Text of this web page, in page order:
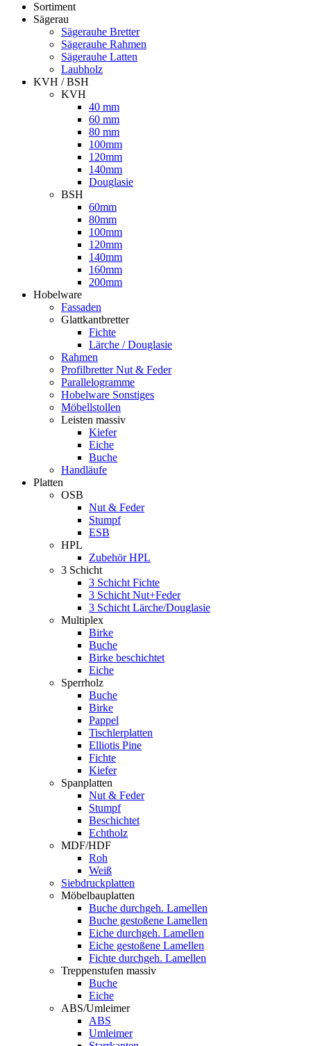
Sortiment
Sägerau
Sägerauhe Bretter
Sägerauhe Rahmen
Sägerauhe Latten
Laubholz
KVH / BSH
KVH
40 mm
60 mm
80 mm
100mm
120mm
140mm
Douglasie
BSH
60mm
80mm
100mm
120mm
140mm
160mm
200mm
Hobelware
Fassaden
Glattkantbretter
Fichte
Lärche / Douglasie
Rahmen
Profilbretter Nut & Feder
Parallelogramme
Hobelware Sonstiges
Möbellstollen
Leisten massiv
Kiefer
Eiche
Buche
Handläufe
Platten
OSB
Nut & Feder
Stumpf
ESB
HPL
Zubehör HPL
3 Schicht
3 Schicht Fichte
3 Schicht Nut+Feder
3 Schicht Lärche/Douglasie
Multiplex
Birke
Buche
Birke beschichtet
Eiche
Sperrholz
Buche
Birke
Pappel
Tischlerplatten
Elliotis Pine
Fichte
Kiefer
Spanplatten
Nut & Feder
Stumpf
Beschichtet
Echtholz
MDF/HDF
Roh
Weiß
Siebdruckplatten
Möbelbauplatten
Buche durchgeh. Lamellen
Buche gestoßene Lamellen
Eiche durchgeh. Lamellen
Eiche gestoßene Lamellen
Fichte durchgeh. Lamellen
Treppenstufen massiv
Buche
Eiche
ABS/Umleimer
ABS
Umleimer